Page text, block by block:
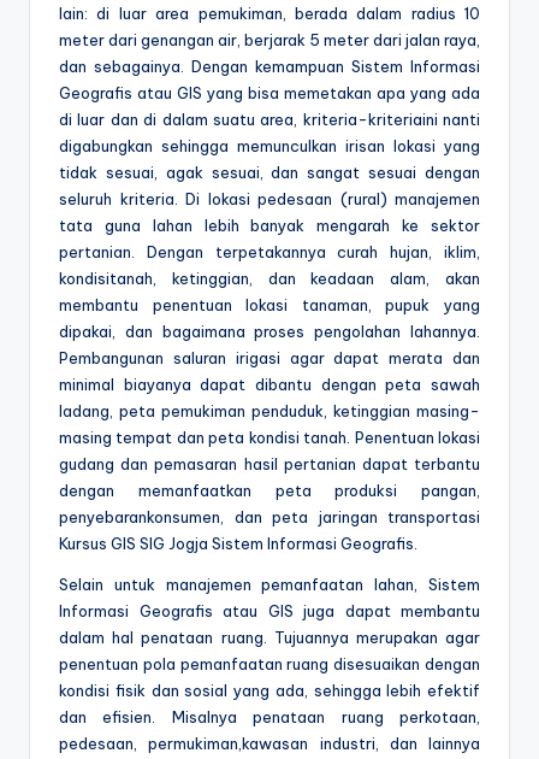
lain: di luar area pemukiman, berada dalam radius 10
meter dari genangan air, berjarak 5 meter dari jalan raya,
dan sebagainya. Dengan kemampuan Sistem Informasi
Geografis atau GIS yang bisa memetakan apa yang ada
di luar dan di dalam suatu area, kriteria-kriteriaini nanti
digabungkan sehingga memunculkan irisan lokasi yang
tidak sesuai, agak sesuai, dan sangat sesuai dengan
seluruh kriteria. Di lokasi pedesaan (rural) manajemen
tata guna lahan lebih banyak mengarah ke sektor
pertanian. Dengan terpetakannya curah hujan, iklim,
kondisitanah, ketinggian, dan keadaan alam, akan
membantu penentuan lokasi tanaman, pupuk yang
dipakai, dan bagaimana proses pengolahan lahannya.
Pembangunan saluran irigasi agar dapat merata dan
minimal biayanya dapat dibantu dengan peta sawah
ladang, peta pemukiman penduduk, ketinggian masing-
masing tempat dan peta kondisi tanah. Penentuan lokasi
gudang dan pemasaran hasil pertanian dapat terbantu
dengan memanfaatkan peta produksi pangan,
penyebarankonsumen, dan peta jaringan transportasi
Kursus GIS SIG Jogja Sistem Informasi Geografis.
Selain untuk manajemen pemanfaatan lahan, Sistem
Informasi Geografis atau GIS juga dapat membantu
dalam hal penataan ruang. Tujuannya merupakan agar
penentuan pola pemanfaatan ruang disesuaikan dengan
kondisi fisik dan sosial yang ada, sehingga lebih efektif
dan efisien. Misalnya penataan ruang perkotaan,
pedesaan, permukiman,kawasan industri, dan lainnya